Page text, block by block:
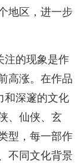
地区，进一步
注的现象是作
高涨。在作品
和深邃的文化
、仙侠、玄
型，每一部作
不同文化背景